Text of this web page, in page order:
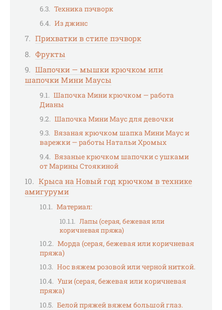
Техника пэчворк
Из джинс
Прихватки в стиле пэчворк
Фрукты
Шапочки — мышки крючком или
шапочки Мини Маусы
Шапочка Мини крючком — работа
Дианы
Шапочка Мини Маус для девочки
Вязаная крючком шапка Мини Маус и
варежки — работы Натальи Хромых
Вязаные крючком шапочки с ушками
от Марины Стоякиной
Крыса на Новый год крючком в технике
амигуруми
Материал:
Лапы (серая, бежевая или
коричневая пряжа)
Морда (серая, бежевая или коричневая
пряжа)
Нос вяжем розовой или черной ниткой.
Уши (серая, бежевая или коричневая
пряжа)
Белой пряжей вяжем большой глаз.